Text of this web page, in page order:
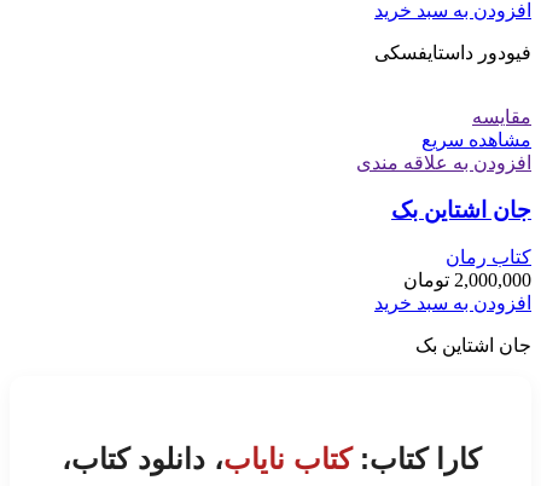
افزودن به سبد خرید
فیودور داستایفسکی
مقایسه
مشاهده سریع
افزودن به علاقه مندی
جان اشتاین بک
کتاب رمان
2,000,000 تومان
افزودن به سبد خرید
جان اشتاین بک
کارا کتاب:کتاب نایاب، دانلود کتاب،